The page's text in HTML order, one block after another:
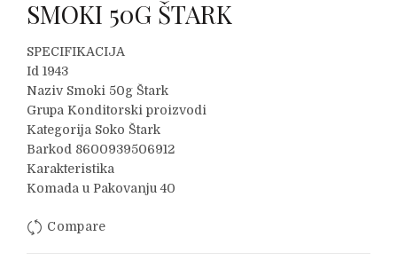
SMOKI 50G ŠTARK
SPECIFIKACIJA
Id 1943
Naziv Smoki 50g Štark
Grupa Konditorski proizvodi
Kategorija Soko Štark
Barkod 8600939506912
Karakteristika
Komada u Pakovanju 40
Compare